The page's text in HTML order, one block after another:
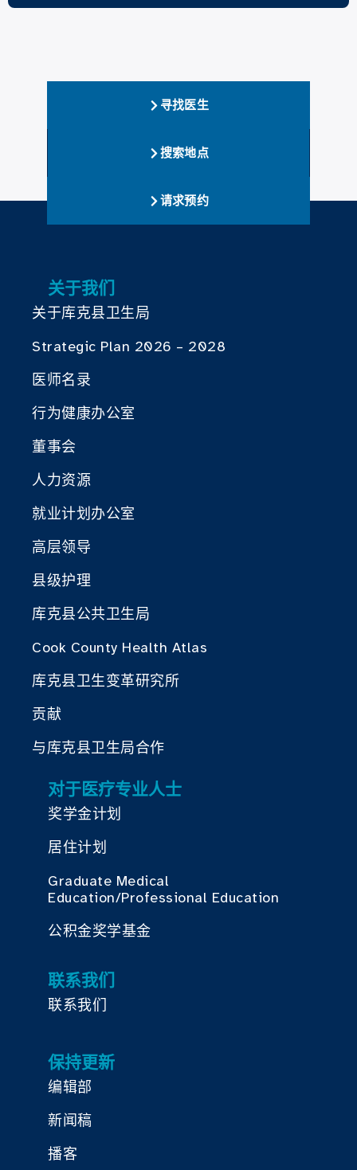
寻找医生
搜索地点
请求预约
关于我们
关于库克县卫生局
Strategic Plan 2026 – 2028
医师名录
行为健康办公室
董事会
人力资源
就业计划办公室
高层领导
县级护理
库克县公共卫生局
Cook County Health Atlas
库克县卫生变革研究所
贡献
与库克县卫生局合作
对于医疗专业人士
奖学金计划
居住计划
Graduate Medical
Education/Professional Education
公积金奖学基金
联系我们
联系我们
保持更新
编辑部
新闻稿
播客